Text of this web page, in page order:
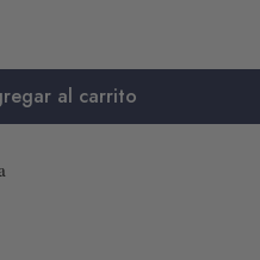
al carrito